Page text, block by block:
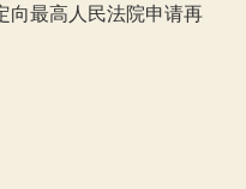
向最高人民法院申请再